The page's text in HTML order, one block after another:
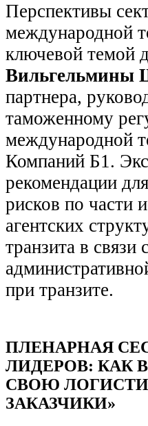
Перспективы
международной
ключевой темой
Вильгельмины
партнера,
таможенному
международной
Компаний Б1.
рекомендации
рисков по части
агентских
транзита в связи
при транзите.
ПЛЕНАРНАЯ
ЛИДЕРОВ: КАК
СВОЮ
ЗАКАЗЧИКИ»